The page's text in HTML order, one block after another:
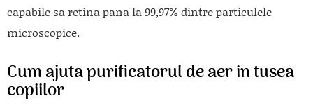
capabile sa retina pana la 99,97% dintre particulele
microscopice.
Cum ajuta purificatorul de aer in tusea
copiilor